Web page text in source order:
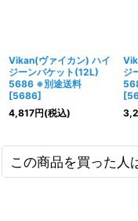
Vikan(ヴァイカン) ハイ
ジーンバケット(12L)
5686 ※別途送料
[5686]
4,817円(税込)
ジ
[
この商品を買った人